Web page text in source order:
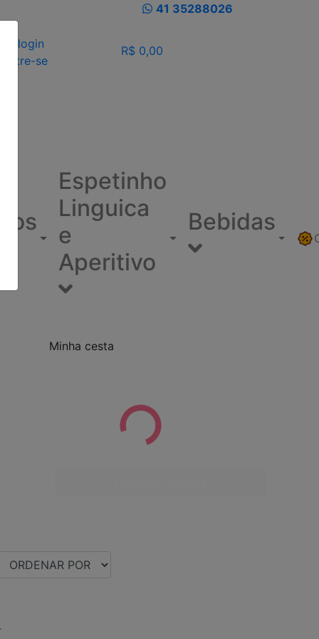
41 35288026
login
se
R$ 0,00
Espetinho
Linguica
e
Aperitivo
Bebidas
Minha cesta